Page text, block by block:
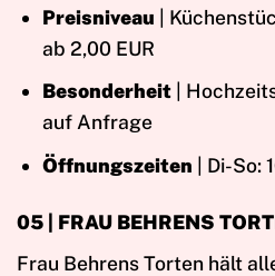
Preisniveau |
ab 2,00 EUR
Besonderheit|
auf Anfrage
Öffnungszeiten | Di-So:
05 | FRAU BEHRENS
Frau Behrens Torten hält